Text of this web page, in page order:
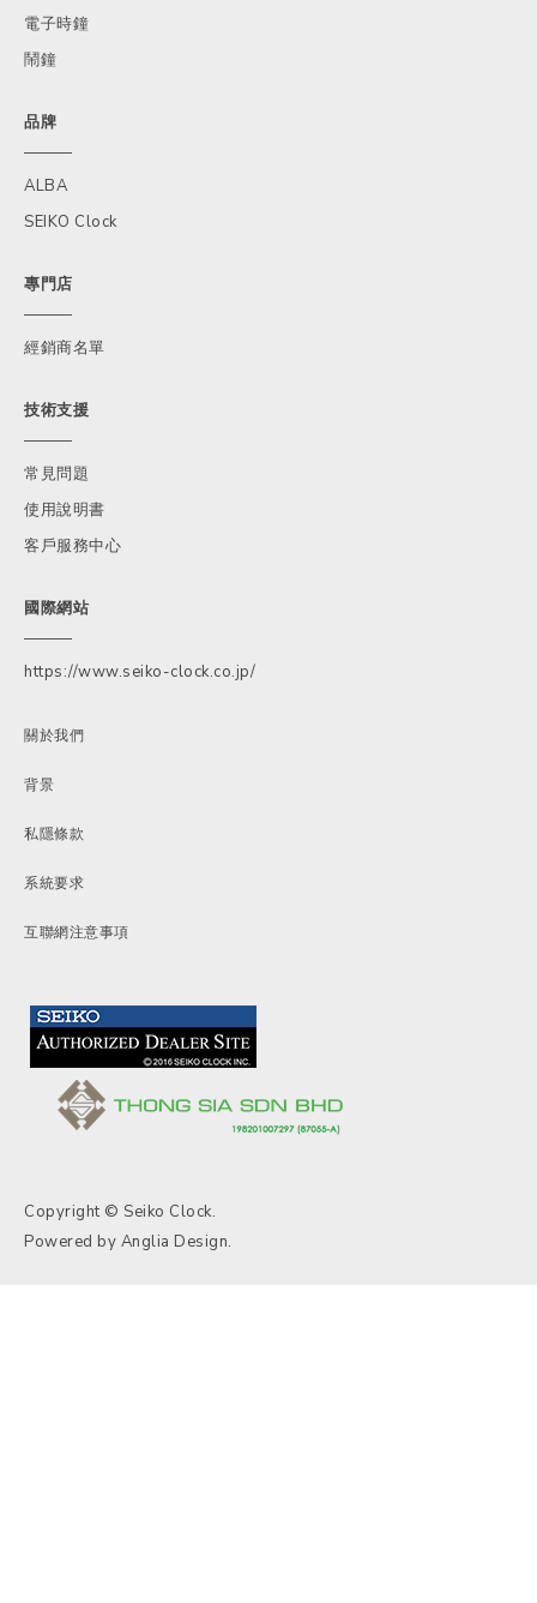
電子時鐘
鬧鐘
品牌
ALBA
SEIKO Clock
專門店
經銷商名單
技術支援
常見問題
使用說明書
客戶服務中心
國際網站
https://www.seiko-clock.co.jp/
關於我們
背景
私隱條款
系統要求
互聯網注意事項
Copyright © Seiko Clock.
Powered by Anglia Design.